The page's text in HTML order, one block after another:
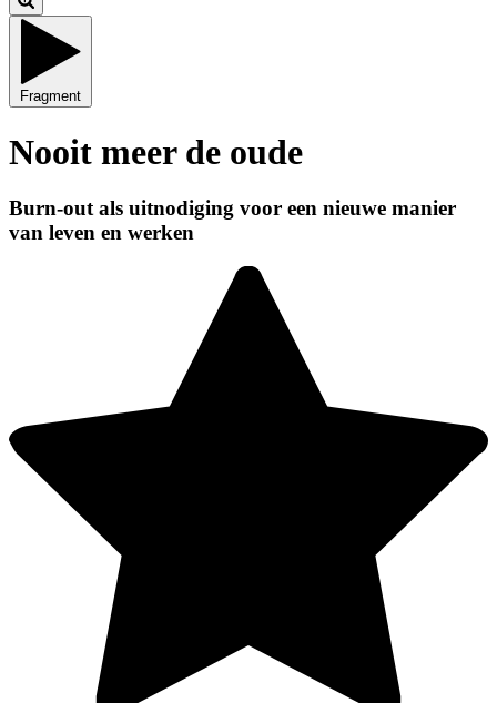
Fragment
Nooit meer de oude
Burn-out als uitnodiging voor een nieuwe manier
van leven en werken